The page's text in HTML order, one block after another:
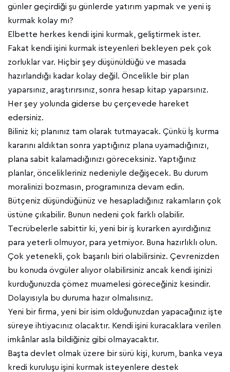
günler geçirdiği şu günlerde yatırım yapmak ve yeni iş
kurmak kolay mı?
Elbette herkes kendi işini kurmak, geliştirmek ister.
Fakat kendi işini kurmak isteyenleri bekleyen pek çok
zorluklar var. Hiçbir şey düşünüldüğü ve masada
hazırlandığı kadar kolay değil. Öncelikle bir plan
yaparsınız, araştırırsınız, sonra hesap kitap yaparsınız.
Her şey yolunda giderse bu çerçevede hareket
edersiniz.
Biliniz ki; planınız tam olarak tutmayacak. Çünkü İş kurma
kararını aldıktan sonra yaptığınız plana uyamadığınızı,
plana sabit kalamadığınızı göreceksiniz. Yaptığınız
planlar, öncelikleriniz nedeniyle değişecek. Bu durum
moralinizi bozmasın, programınıza devam edin.
Bütçeniz düşündüğünüz ve hesapladığınız rakamların çok
üstüne çıkabilir. Bunun nedeni çok farklı olabilir.
Tecrübelerle sabittir ki, yeni bir iş kurarken ayırdığınız
para yeterli olmuyor, para yetmiyor. Buna hazırlıklı olun.
Çok yetenekli, çok başarılı biri olabilirsiniz. Çevrenizden
bu konuda övgüler alıyor olabilirsiniz ancak kendi işinizi
kurduğunuzda çömez muamelesi göreceğiniz kesindir.
Dolayısıyla bu duruma hazır olmalısınız.
Yeni bir firma, yeni bir isim olduğunuzdan yapacağınız işte
süreye ihtiyacınız olacaktır. Kendi işini kuracaklara verilen
imkânlar asla bildiğiniz gibi olmayacaktır.
Başta devlet olmak üzere bir sürü kişi, kurum, banka veya
kredi kuruluşu işini kurmak isteyenlere destek